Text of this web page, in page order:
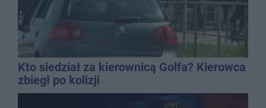
Kto siedział za kierownicą Golfa? Kierowca
zbiegł po kolizji